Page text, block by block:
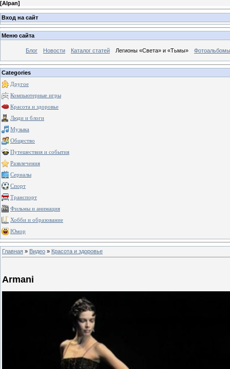
[Alpan]
Вход на сайт
Меню сайта
Блог Новости Каталог статей Легионы «Света» и «Тьмы» Фотоальбомы
Categories
Другое
Компьютерные игры
Красота и здоровье
Люди и блоги
Музыка
Общество
Путешествия и события
Развлечения
Сериалы
Спорт
Транспорт
Фильмы и анимация
Хобби и образование
Юмор
Главная » Видео » Красота и здоровье
Armani